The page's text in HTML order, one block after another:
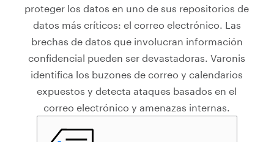
proteger los datos en uno de sus repositorios de
datos más críticos: el correo electrónico. Las
brechas de datos que involucran información
confidencial pueden ser devastadoras. Varonis
identifica los buzones de correo y calendarios
expuestos y detecta ataques basados en el
correo electrónico y amenazas internas.